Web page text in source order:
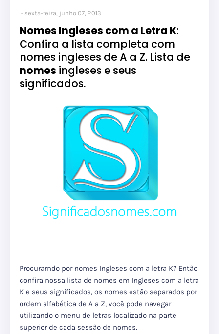
sexta-feira, junho 07, 2013
Nomes Ingleses com a Letra K:
Confira a lista completa com
nomes ingleses de A a Z. Lista de
nomes ingleses e seus
significados.
Procurarndo por nomes Ingleses com a letra K? Então
confira nossa lista de nomes em Ingleses com a letra
K e seus significados, os nomes estão separados por
ordem alfabética de A a Z, você pode navegar
utilizando o menu de letras localizado na parte
superior de cada sessão de nomes.